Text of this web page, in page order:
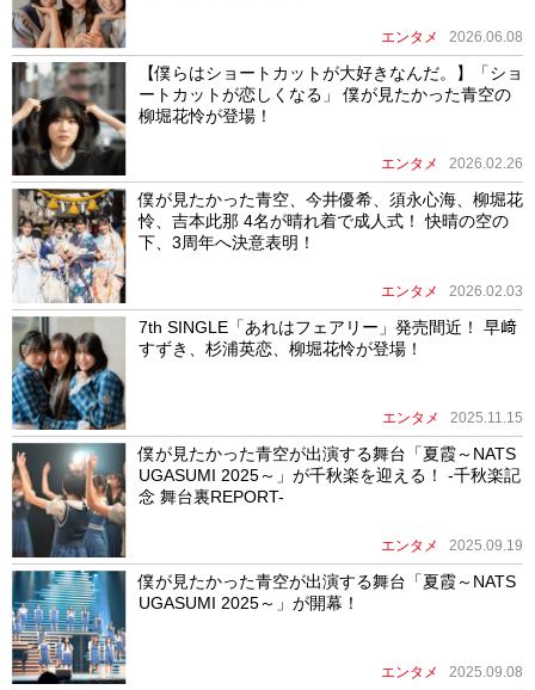
エンタメ 2026.06.08
【僕らはショートカットが大好きなんだ。】「ショ
ートカットが恋しくなる」 僕が見たかった青空の
柳堀花怜が登場！
エンタメ 2026.02.26
僕が見たかった青空、今井優希、須永心海、柳堀花
怜、吉本此那 4名が晴れ着で成人式！ 快晴の空の
下、3周年へ決意表明！
エンタメ 2026.02.03
7th SINGLE「あれはフェアリー」発売間近！ 早﨑
すずき、杉浦英恋、柳堀花怜が登場！
エンタメ 2025.11.15
僕が見たかった青空が出演する舞台「夏霞～NATS
UGASUMI 2025～」が千秋楽を迎える！ -千秋楽記
念 舞台裏REPORT-
エンタメ 2025.09.19
僕が見たかった青空が出演する舞台「夏霞～NATS
UGASUMI 2025～」が開幕！
エンタメ 2025.09.08